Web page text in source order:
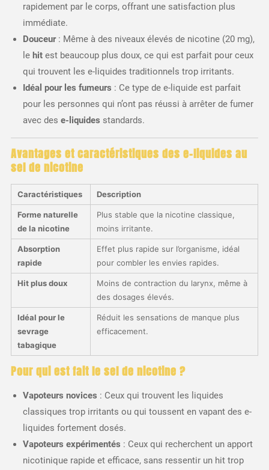
rapidement par le corps, offrant une satisfaction plus
immédiate.
Douceur: Même à des niveaux élevés de nicotine (20 mg),
le hitest beaucoup plus doux, ce qui est parfait pour ceux
qui trouvent les e-liquides traditionnels trop irritants.
Idéal pour les fumeurs : Ce type de e-liquide est parfait
pour les personnes qui n’ont pas réussi à arrêter de fumer
avec des e-liquides standards.
Avantages et caractéristiques des e-liquides au
sel de nicotine
Caractéristiques Description
Forme naturelle
de la nicotine
Plus stable que la nicotine classique,
moins irritante.
Absorption
rapide
Effet plus rapide sur l’organisme, idéal
pour combler les envies rapides.
Hit plus doux
Moins de contraction du larynx, même à
des dosages élevés.
Idéal pour le
sevrage
tabagique
Réduit les sensations de manque plus
efficacement.
Pour qui est fait le sel de nicotine ?
Vapoteurs novices : Ceux qui trouvent les liquides
classiques trop irritants ou qui toussent en vapant des e-
liquides fortement dosés.
Vapoteurs expérimentés : Ceux qui recherchent un apport
nicotinique rapide et efficace, sans ressentir un hit trop